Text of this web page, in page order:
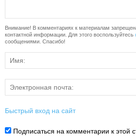
Внимание! В комментариях к материалам
контактной информации. Для этого воспользуйтесь
сообщениями. Спасибо!
Быстрый вход на сайт
Подписаться на комментарии к этой